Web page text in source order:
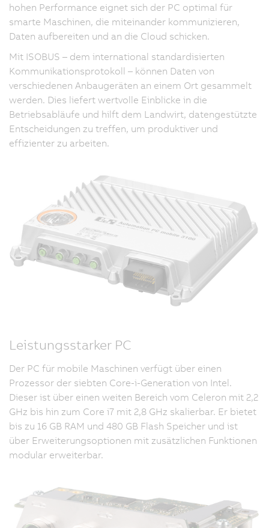
hohen Performance eignet sich der PC optimal für
smarte Maschinen, die miteinander kommunizieren,
Daten aufbereiten und an die Cloud schicken.
Mit ISOBUS – dem international standardisierten
Kommunikationsprotokoll – können Daten von
verschiedenen Anbaugeräten an einem Ort gesammelt
werden. Dies liefert wertvolle Einblicke in die
Betriebsabläufe und hilft dem Landwirt, datengestützte
Entscheidungen zu treffen, um produktiver und
effizienter zu arbeiten.
Leistungsstarker PC
Der PC für mobile Maschinen verfügt über einen
Prozessor der siebten Core-i-Generation von Intel.
Dieser ist über einen weiten Bereich vom Celeron mit 2,2
GHz bis hin zum Core i7 mit 2,8 GHz skalierbar. Er bietet
bis zu 16 GB RAM und 480 GB Flash Speicher und ist
über Erweiterungsoptionen mit zusätzlichen Funktionen
modular erweiterbar.